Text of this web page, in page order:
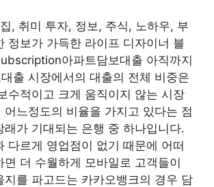
, 취미 투자, 정보, 주식, 노하우, 부
정보가 가득한 라이프 디자이너 블
아파트담보대출 아직까지
출 시장에서의 대출의 전체 비중은
수적이고 크게 움직이지 않는 시장
어느정도의 비율을 가지고 있다는 점
래가 기대되는 은행 중 하나입니다.
다르게 영업점이 없기 때문에 어떠
면 더 수월하게 모바일로 고객들이
지를 파고드는 카카오뱅크의 경우 담